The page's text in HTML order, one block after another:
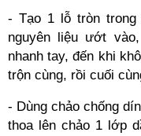
- Tạo 1 lỗ tròn trong
nguyên liệu ướt
nhanh tay, đến khi
trộn cùng, rồi cuối
- Dùng chảo chống
thoa lên chảo 1 lớp